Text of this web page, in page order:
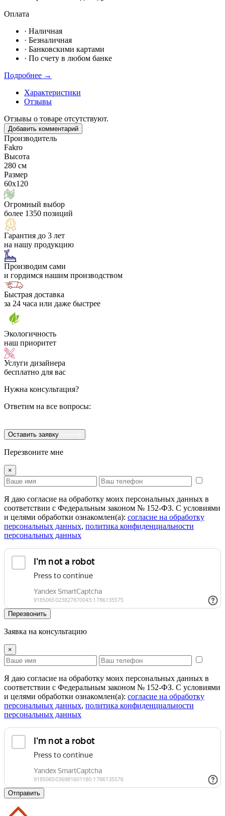
Оплата
· Наличная
· Безналичная
· Банковскими картами
· По счету в любом банке
Подробнее →
Характеристики
Отзывы
Отзывы о товаре отсутствуют.
Добавить комментарий
Производитель
Fakro
Высота
280 см
Размер
60х120
Огромный выбор
более 1350 позиций
Гарантия до 3 лет
на нашу продукцию
Производим сами
и гордимся нашим производством
Быстрая доставка
за 24 часа или даже быстрее
Экологичность
наш приоритет
Услуги дизайнера
бесплатно для вас
Нужна консультация?
Ответим на все вопросы:
Оставить заявку
Перезвоните мне
×
Я даю согласие на обработку моих персональных данных в
соответствии с Федеральным законом № 152-ФЗ. С условиями
и целями обработки ознакомлен(а): cогласие на обработку
персональных данных, политика конфиденциальности
персональных данных
Перезвонить
Заявка на консультацию
×
Я даю согласие на обработку моих персональных данных в
соответствии с Федеральным законом № 152-ФЗ. С условиями
и целями обработки ознакомлен(а): cогласие на обработку
персональных данных, политика конфиденциальности
персональных данных
Отправить